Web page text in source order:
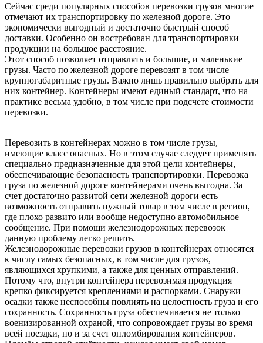
Сейчас среди популярных способов перевозки грузов многие
отмечают их транспортировку по железной дороге. Это
экономически выгодный и достаточно быстрый способ
доставки. Особенно он востребован для транспортировки
продукции на большое расстояние.
Этот способ позволяет отправлять и большие, и маленькие
грузы. Часто по железной дороге перевозят в том числе
крупногабаритные грузы. Важно лишь правильно выбрать для
них контейнер. Контейнеры имеют единый стандарт, что на
практике весьма удобно, в том числе при подсчете стоимости
перевозки.
Перевозить в контейнерах можно в том числе грузы,
имеющие класс опасных. Но в этом случае следует применять
специально предназначенные для этой цели контейнеры,
обеспечивающие безопасность транспортировки. Перевозка
груза по железной дороге контейнерами очень выгодна. За
счет достаточно развитой сети железной дороги есть
возможность отправить нужный товар в том числе в регион,
где плохо развито или вообще недоступно автомобильное
сообщение. При помощи железнодорожных перевозок
данную проблему легко решить.
Железнодорожные перевозки грузов в контейнерах относятся
к числу самых безопасных, в том числе для грузов,
являющихся хрупкими, а также для ценных отправлений.
Потому что, внутри контейнера перевозимая продукция
крепко фиксируется креплениями и распорками. Снаружи
осадки также неспособны повлиять на целостность груза и его
сохранность. Сохранность груза обеспечивается не только
военизированной охраной, что сопровождает грузы во время
всей поездки, но и за счет опломбирования контейнеров.